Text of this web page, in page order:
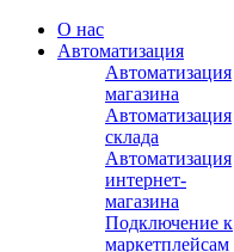
О нас
Автоматизация
Автоматизация
магазина
Автоматизация
склада
Автоматизация
интернет-
магазина
Подключение к
маркетплейсам